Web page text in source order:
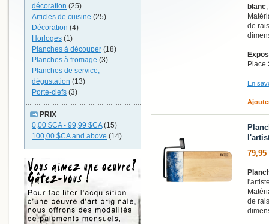
blanc
de
Place
En
79,95
de
décoration (25)
Articles de cuisine (25)
Décoration (4)
Horloges (1)
Planches à découper (18)
Planches à fromage (3)
Planches de service,
dégustation (13)
Porte-clefs (3)
PRIX
0,00 $CA- 99,99 $CA(15)
100,00 $CAand above (14)